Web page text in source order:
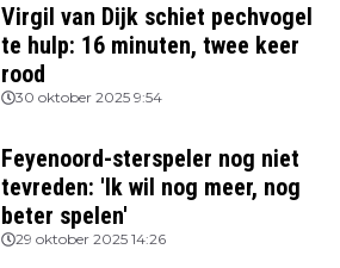
Virgil van Dijk schiet pechvogel
te hulp: 16 minuten, twee keer
rood
30 oktober 2025 9:54
Feyenoord-sterspeler nog niet
tevreden: 'Ik wil nog meer, nog
beter spelen'
29 oktober 2025 14:26